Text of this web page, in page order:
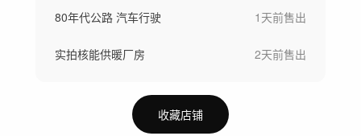
80年代公路 汽车行驶 1天前售出
实拍核能供暖厂房 2天前售出
收藏店铺